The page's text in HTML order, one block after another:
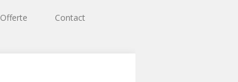
Offerte Contact